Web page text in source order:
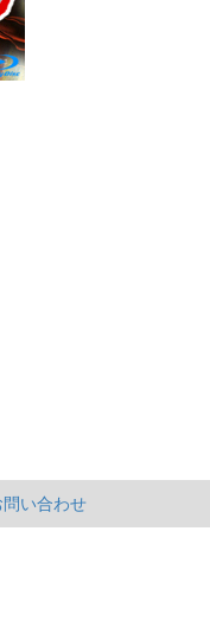
問い合わせ